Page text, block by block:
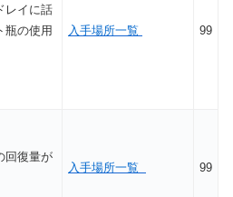
レイに話
瓶の使用
入手場所一覧 99
回復量が
入手場所一覧 99